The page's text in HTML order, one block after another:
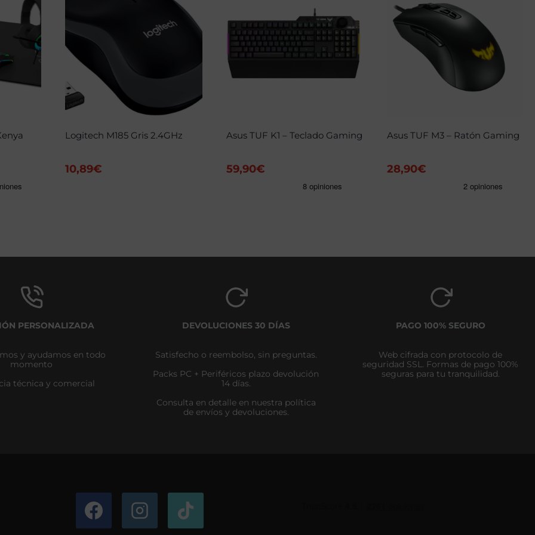
Logitech M185 Gris 2.4GHz
10,89€
Asus TUF K1 – Teclado Gaming
59,90€
Asus TUF M3 – Ratón Gaming
28,90€
PERSONALIZADA
y ayudamos en todo
momento
técnica y comercial
DEVOLUCIONES 30 DÍAS
Satisfecho o reembolso, sin preguntas.
Packs PC + Periféricos plazo devolución
14 días.
Consulta en detalle en nuestra política
de envíos y devoluciones.
PAGO 100% SEGURO
Web cifrada con protocolo de
seguridad SSL. Formas de pago 100%
seguras para tu tranquilidad.